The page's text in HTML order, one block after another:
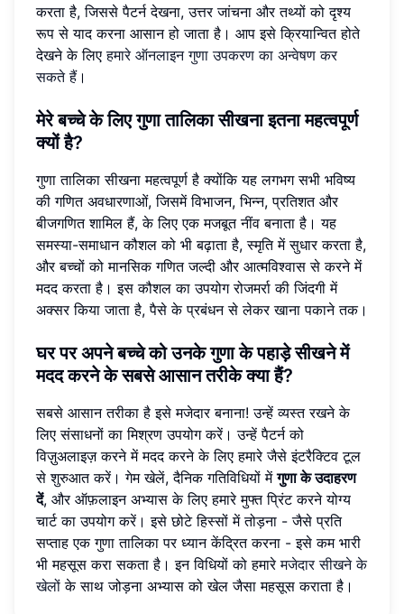
करता है, जिससे पैटर्न देखना, उत्तर जांचना और तथ्यों को दृश्य
रूप से याद करना आसान हो जाता है। आप इसे क्रियान्वित होते
देखने के लिएहमारे ऑनलाइन गुणा उपकरण का अन्वेषण कर
सकते हैं।
मेरे बच्चे के लिए गुणा तालिका सीखना इतना महत्वपूर्ण
क्यों है?
गुणा तालिका सीखना महत्वपूर्ण है क्योंकि यह लगभग सभी भविष्य
की गणित अवधारणाओं, जिसमें विभाजन, भिन्न, प्रतिशत और
बीजगणित शामिल हैं, के लिए एक मजबूत नींव बनाता है। यह
समस्या-समाधान कौशल को भी बढ़ाता है, स्मृति में सुधार करता है,
और बच्चों को मानसिक गणित जल्दी और आत्मविश्वास से करने में
मदद करता है। इस कौशल का उपयोग रोजमर्रा की जिंदगी में
अक्सर किया जाता है, पैसे के प्रबंधन से लेकर खाना पकाने तक।
घर पर अपने बच्चे को उनकेगुणा के पहाड़ेसीखने में
मदद करने के सबसे आसान तरीके क्या हैं?
सबसे आसान तरीका है इसे मजेदार बनाना! उन्हें व्यस्त रखने के
लिए संसाधनों का मिश्रण उपयोग करें। उन्हें पैटर्न को
विज़ुअलाइज़ करने में मदद करने के लिए हमारे जैसे इंटरैक्टिव टूल
से शुरुआत करें। गेम खेलें, दैनिक गतिविधियों मेंगुणा के उदाहरण
दें, और ऑफ़लाइन अभ्यास के लिए हमारे मुफ्त प्रिंट करने योग्य
चार्ट का उपयोग करें। इसे छोटे हिस्सों में तोड़ना - जैसे प्रति
सप्ताह एक गुणा तालिका पर ध्यान केंद्रित करना - इसे कम भारी
भी महसूस करा सकता है। इन विधियों को हमारेमजेदार सीखने के
खेलों के साथ जोड़ना अभ्यास को खेल जैसा महसूस कराता है।